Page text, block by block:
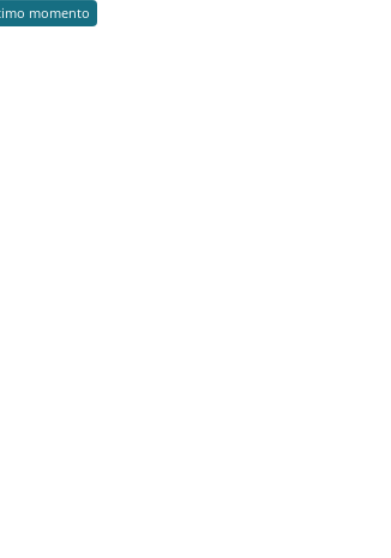
aportes
momento